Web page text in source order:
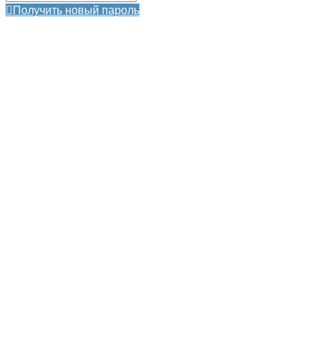
Получить новый пароль